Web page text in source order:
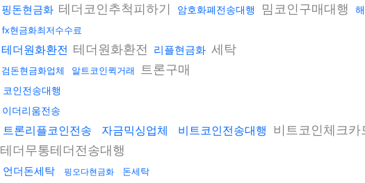
핑돈현금화 테더코인추척피하기 암호화폐전송대행 밈코인구매대행
fx현금화최저수수료
테더원화환전 테더원화환전 리플현금화 세탁
검돈현금화업체 알트코인퀵거래 트론구매
코인전송대행
이더리움전송
트론리플코인전송 자금믹싱업체 비트코인전송대행 비트코인체크카
테더무통테더전송대행
언더돈세탁 핑오다현금화 돈세탁